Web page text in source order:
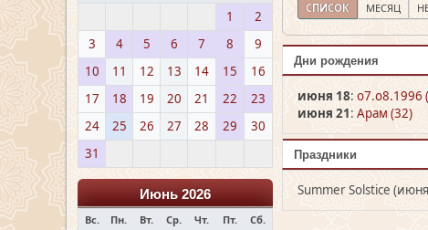
1
2
3
4 5 6 7 8
9
10
11 12 13 14 15
16
17
18 19 20 21 22
23
24
25 26 27 28 29
30
31
Июнь 2026
Вс. Пн. Вт. Ср. Чт. Пт. Сб.
СПИСОК МЕСЯЦ
Дни рождения
июня 18: o7.o8.1996
июня 21: Арам (32)
Праздники
Summer Solstice